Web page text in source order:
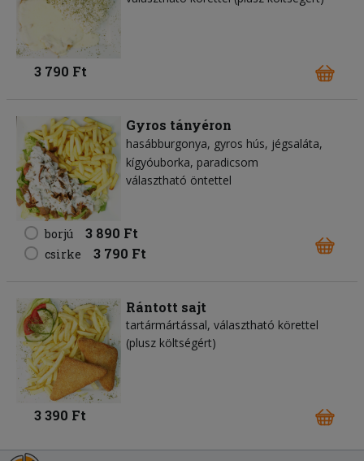
3 790 Ft
Gyros tányéron
hasábburgonya gyros hús jégsaláta
kígyóuborka paradicsom
választható öntettel
borjú 3 890 Ft
csirke 3 790 Ft
Rántott sajt
tartármártással, választható körettel
(plusz költségért)
3 390 Ft